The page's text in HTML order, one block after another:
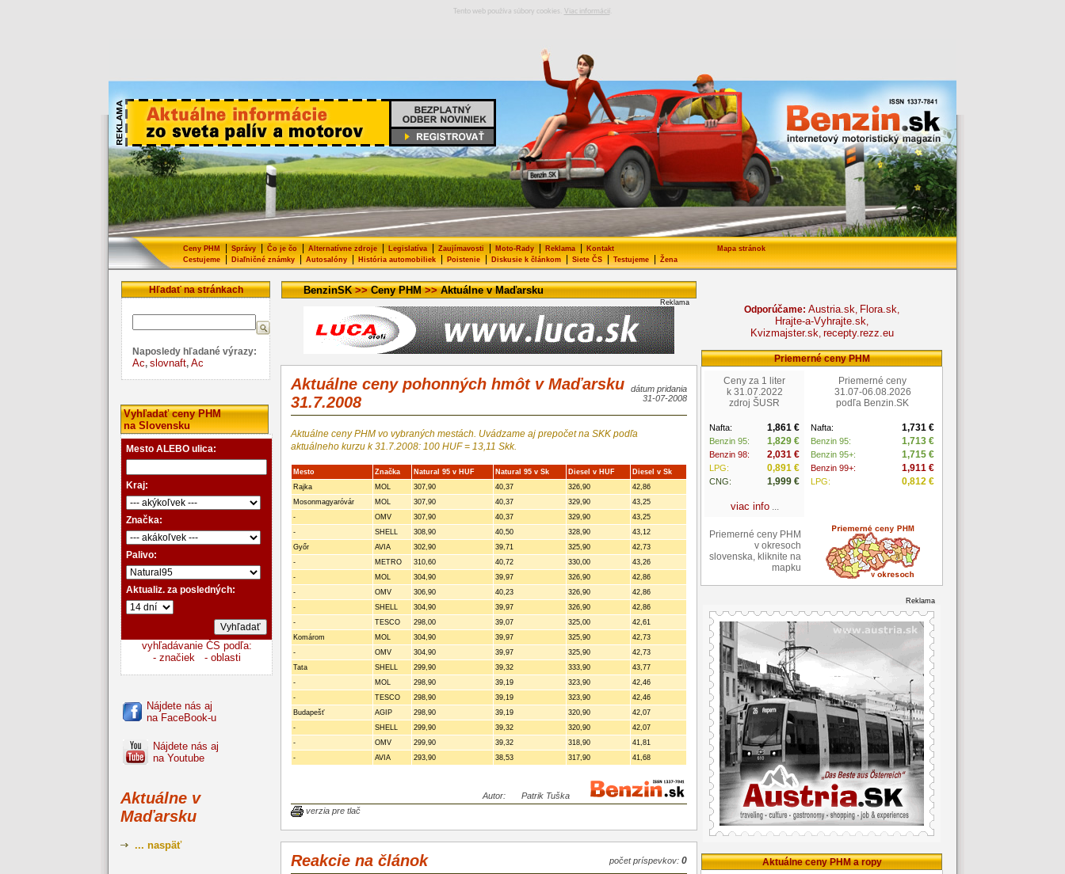
Tento web používa súbory cookies. Viac informácií
Ceny PHM Správy Čo je čo Alternatívne zdroje Legislatíva Zaujímavosti Moto-Rady Reklama Kontakt
Mapa stránok
Cestujeme| Diaľničné známky| Autosalóny| História automobiliek| Poistenie| Diskusie k článkom| Siete ČS| Testujeme| Žena
Hľadať na stránkach
Naposledy hľadané výrazy:
Ac, slovnaft, Ac
Vyhľadať ceny PHM
na Slovensku
Mesto ALEBO ulica:
Kraj:
Značka:
Palivo:
Aktualiz. za posledných:
vyhľadávanie ČS podľa:
- značiek
- oblasti
Nájdete nás aj
na FaceBook-u
Nájdete nás aj
na Youtube
Aktuálne v
Maďarsku
... naspäť
BenzinSK>>Ceny PHM>>Aktuálne v Maďarsku
Reklama
Aktuálne ceny pohonných hmôt v Maďarsku
31.7.2008
dátum pridania
31-07-2008
Aktuálne ceny PHM vo vybraných mestách. Uvádzame aj prepočet na SKK podľa
aktuálneho kurzu k 31.7.2008: 100 HUF = 13,11 Skk.
Mesto Značka Natural 95 v HUF Natural 95 v Sk Diesel v HUF
Diesel v Sk
Rajka
MOL 307,90 40,37 326,90
42,86
Mosonmagyaróvár
MOL 307,90 40,37 329,90
43,25
-
OMV 307,90 40,37 329,90
43,25
-
SHELL 308,90 40,50 328,90
43,12
Győr
AVIA 302,90 39,71 325,90
42,73
-
METRO 310,60 40,72 330,00
43,26
-
MOL 304,90 39,97 326,90
42,86
-
OMV 306,90 40,23 326,90
42,86
-
SHELL 304,90 39,97 326,90
42,86
-
TESCO 298,00 39,07 325,00
42,61
Komárom
MOL 304,90 39,97 325,90
42,73
-
OMV 304,90 39,97 325,90
42,73
Tata
SHELL 299,90 39,32 333,90
43,77
-
MOL 298,90 39,19 323,90
42,46
-
TESCO 298,90 39,19 323,90
42,46
Budapešť
AGIP 298,90 39,19 320,90
42,07
-
SHELL 299,90 39,32 320,90
42,07
-
OMV 299,90 39,32 318,90
41,81
-
AVIA 293,90 38,53 317,90 41,68
Autor:
Patrik Tuška
verzia pre tlač
Reakcie na článok počet príspevkov: 0
Odporúčame: Austria.sk, Flora.sk,
Hrajte-a-Vyhrajte.sk,
Kvizmajster.sk, recepty.rezz.eu
Priemerné ceny PHM
Ceny za 1 liter
k 31.07.2022
zdroj ŠUSR
Nafta: 1,861 €
Benzin 95: 1,829 €
Benzin 98: 2,031 €
LPG: 0,891 €
CNG: 1,999 €
viac info...
Priemerné ceny
31.07-06.08.2026
podľa Benzin.SK
Nafta: 1,731 €
Benzin 95: 1,713 €
Benzin 95+: 1,715 €
Benzin 99+: 1,911 €
LPG: 0,812 €
Priemerné ceny PHM
v okresoch
slovenska, kliknite na
mapku
Reklama
Aktuálne ceny PHM a ropy